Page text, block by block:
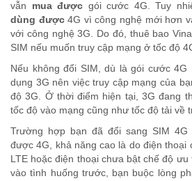
vẫn mua được gói cước 4G. Tuy
dùng được4G vì công nghệ mới hơn
với công nghệ 3G. Do đó, thuê bao
SIM nếu muốn truy cập mạng ở tốc độ
Nếu không đổi SIM, dù là gói cước
dụng 3G nên việc truy cập mạng của
độ 3G. Ở thời điểm hiện tại, 3G đang
tốc độ vào mạng cũng như tốc độ tải về
Trường hợp bạn đã đổi sang SIM 4G
được 4G, khả năng cao là do điện thoại
LTE hoặc điện thoại chưa bật chế độ
vào tình huống trước, bạn buộc lòng